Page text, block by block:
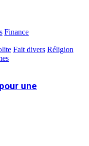
Finance
Fait divers Réligion
une